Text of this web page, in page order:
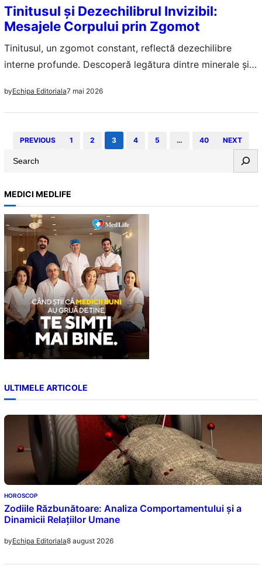
Tinitusul și Dezechilibrul Invizibil:
Mesajele Corpului prin Zgomot
Tinitusul, un zgomot constant, reflectă dezechilibre
interne profunde. Descoperă legătura dintre minerale și
byEchipa Editoriala7 mai 2026
PREVIOUS 1 2 3 4 5 … 40 NEXT
a
r
c
h
MEDICI MEDLIFE
ULTIMELE ARTICOLE
HOROSCOP
Zodiile Răzbunătoare: Analiza Comportamentului și a
Dinamicii Relațiilor Umane
byEchipa Editoriala8 august 2026